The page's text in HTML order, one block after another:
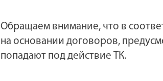
Обращаем внимание, что в
на основании договоров,
попадают под действие ТК.